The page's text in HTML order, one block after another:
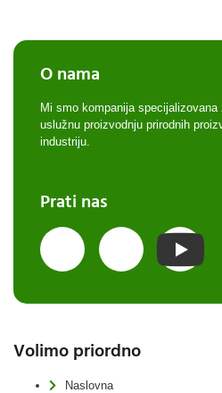
O nama
Mi smo kompanija
uslužnu proizvodnju prirodnih
industriju.
Prati nas
Volimo priordno
Naslovna